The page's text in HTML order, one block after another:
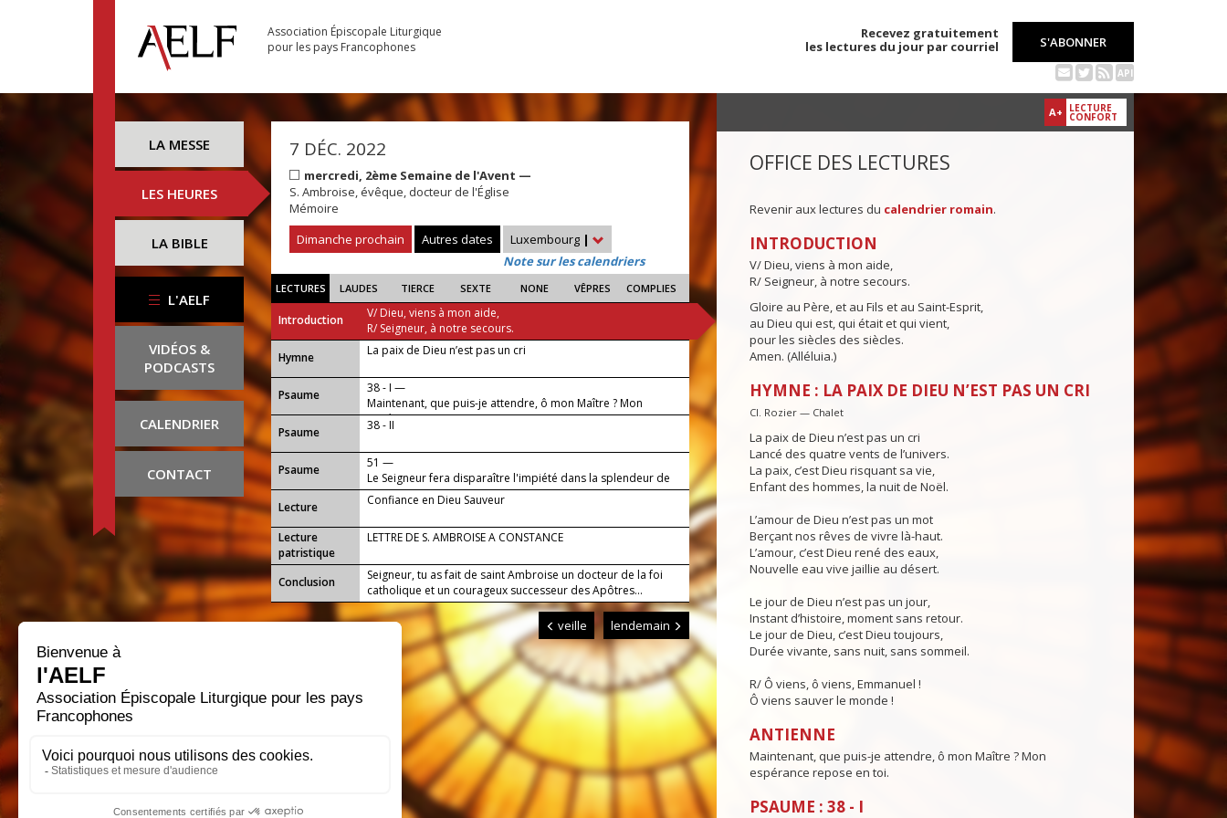
Association Épiscopale Liturgique
pour les pays Francophones
Recevez gratuitement
les lectures du jour par courriel
S'ABONNER
API
LA MESSE
LES HEURES
LA BIBLE
L'AELF
VIDÉOS &
PODCASTS
CALENDRIER
CONTACT
7 DÉC. 2022
mercredi, 2ème Semaine de l'Avent —
S. Ambroise, évêque, docteur de l'Église
Mémoire
Dimanche prochain
Autres dates Luxembourg |
Note sur les calendriers
LECTURES LAUDES TIERCE SEXTE NONE VÊPRES COMPLIES
Introduction
V/ Dieu, viens à mon aide,
R/ Seigneur, à notre secours.
...
Hymne La paix de Dieu n’est pas un cri
Psaume
38 - I —
Maintenant, que puis-je attendre, ô mon Maître ? Mon
espérance repose en toi.
Psaume
38 - II
Psaume
51 —
Le Seigneur fera disparaître l'impiété dans la splendeur de
sa venue.
Lecture
Confiance en Dieu Sauveur
Lecture
patristique
LETTRE DE S. AMBROISE A CONSTANCE
Conclusion
Seigneur, tu as fait de saint Ambroise un docteur de la foi
catholique et un courageux successeur des Apôtres...
veille lendemain
A+ LECTURE
CONFORT
OFFICE DES LECTURES
Revenir aux lectures du calendrier romain.
INTRODUCTION
V/ Dieu, viens à mon aide,
R/ Seigneur, à notre secours.
Gloire au Père, et au Fils et au Saint-Esprit,
au Dieu qui est, qui était et qui vient,
pour les siècles des siècles.
Amen. (Alléluia.)
HYMNE : LA PAIX DE DIEU N’EST PAS UN CRI
Cl. Rozier — Chalet
La paix de Dieu n’est pas un cri
Lancé des quatre vents de l’univers.
La paix, c’est Dieu risquant sa vie,
Enfant des hommes, la nuit de Noël.
L’amour de Dieu n’est pas un mot
Berçant nos rêves de vivre là-haut.
L’amour, c’est Dieu rené des eaux,
Nouvelle eau vive jaillie au désert.
Le jour de Dieu n’est pas un jour,
Instant d’histoire, moment sans retour.
Le jour de Dieu, c’est Dieu toujours,
Durée vivante, sans nuit, sans sommeil.
R/ Ô viens, ô viens, Emmanuel !
Ô viens sauver le monde !
ANTIENNE
Maintenant, que puis-je attendre, ô mon Maître ? Mon
espérance repose en toi.
PSAUME : 38 - I